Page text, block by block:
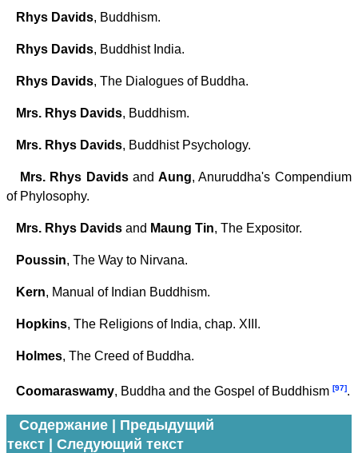
Rhys Davids, Buddhism.
Rhуs Davids, Buddhist India.
Rhys Davids, The Dialogues of Buddha.
Mrs. Rhys Davids, Buddhism.
Mrs. Rhys Davids, Buddhist Psychology.
Mrs. Rhys Davidsand Aung, Anuruddha's Compendium
of Phylosophy.
Mrs. Rhys Davids and Maung Tin, The Expositor.
Pоussin, The Way to Nirvana.
Kern, Manual of Indian Buddhism.
Hоpkins, The Religions of India, chap. XIII.
Hоlmes, The Creed of Buddha.
Coomaraswamy, Buddha and the Gospel of Buddhism [97].
Содержание | Предыдущий
текст | Следующий текст